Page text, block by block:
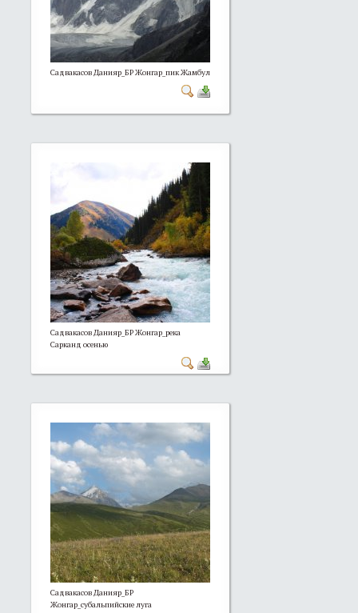
Садвакасов Данияр_БР Жонгар_пик Жамбул
Садвакасов Данияр_БР Жонгар_река
Сарканд осенью
Садвакасов Данияр_БР
Жонгар_субальпийские луга